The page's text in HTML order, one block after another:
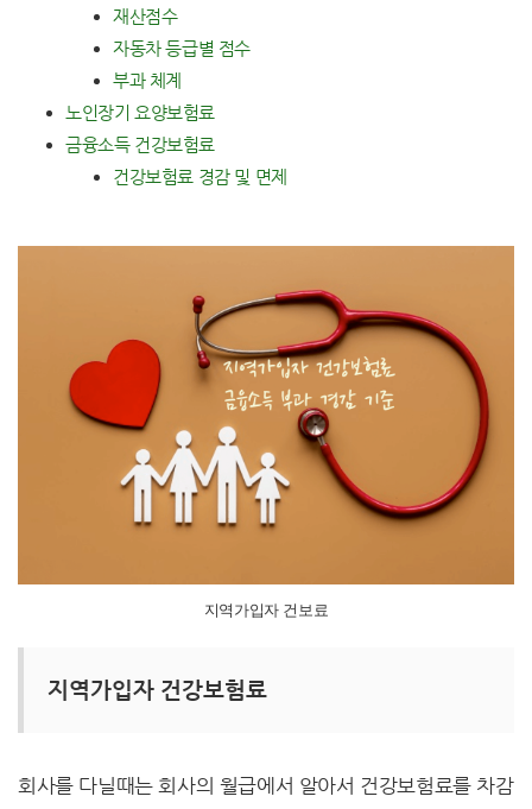
재산점수
자동차 등급별 점수
부과 체계
노인장기 요양보험료
금융소득 건강보험료
건강보험료 경감 및 면제
지역가입자 건보료
지역가입자 건강보험료
회사를 다닐때는 회사의 월급에서 알아서 건강보험료를 차감